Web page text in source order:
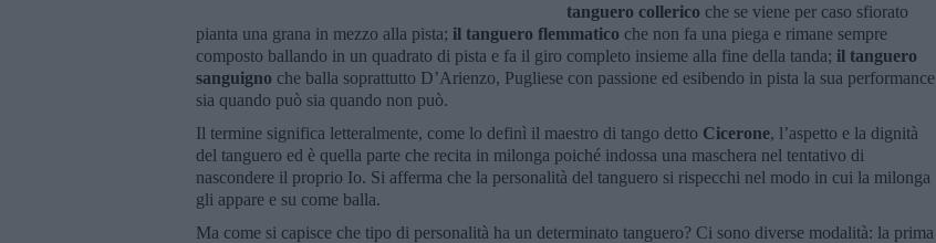
tanguero collerico che se viene per caso sfiorato
pianta una grana in mezzo alla pista; il tanguero flemmatico che non fa una piega e rimane sempre
composto ballando in un quadrato di pista e fa il giro completo insieme alla fine della tanda; il tanguero
sanguigno che balla soprattutto D’Arienzo, Pugliese con passione ed esibendo in pista la sua performance
sia quando può sia quando non può.
Il termine significa letteralmente, come lo definì il maestro di tango detto Cicerone, l’aspetto e la dignità
del tanguero ed è quella parte che recita in milonga poiché indossa una maschera nel tentativo di
nascondere il proprio Io. Si afferma che la personalità del tanguero si rispecchi nel modo in cui la milonga
gli appare e su come balla.
Ma come si capisce che tipo di personalità ha un determinato tanguero? Ci sono diverse modalità: la prima